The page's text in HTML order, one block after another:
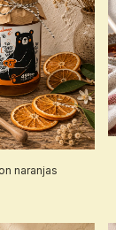
naranjas